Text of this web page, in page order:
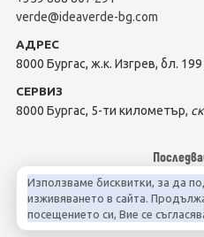
Използваме бисквитки, за да
изживяването в сайта.
посещението си, Вие се
verde@ideaverde-bg.com
АДРЕС
8000 Бургас, ж.к. Изгрев, бл. 199
СЕРВИЗ
8000 Бургас, 5-ти километър,